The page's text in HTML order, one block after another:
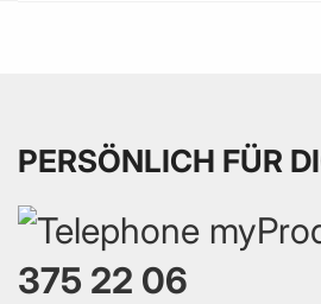
PERSÖNLICH FÜR
375 22 06